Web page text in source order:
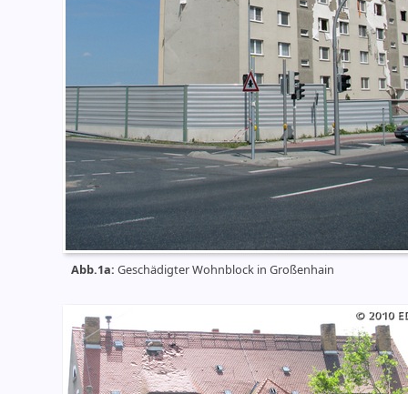
Abb.1a: Geschädigter Wohnblock in Großenhain